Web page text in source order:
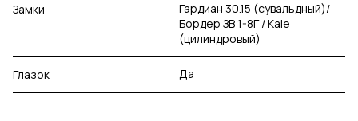
Замки
Гардиан 30.15 (сувальдный)/
Бордер ЗВ 1-8Г / Kale
(цилиндровый)
Глазок Да